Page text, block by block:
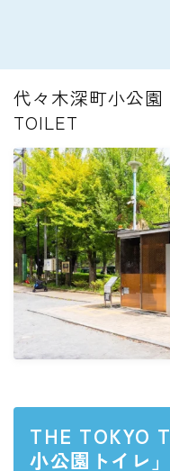
代々木深町小公園
TOILET
THE TOKYO
小公園トイレ